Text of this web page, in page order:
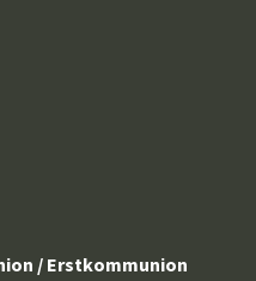
/ Erstkommunion